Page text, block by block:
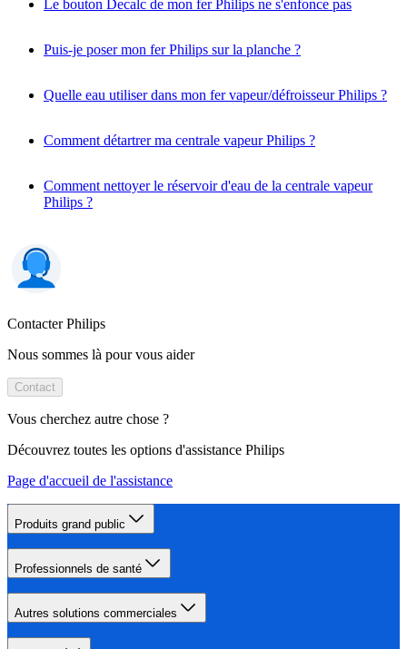
Le bouton Decalc de mon fer Philips ne s'enfonce pas
Puis-je poser mon fer Philips sur la planche ?
Quelle eau utiliser dans mon fer vapeur/défroisseur Philips ?
Comment détartrer ma centrale vapeur Philips ?
Comment nettoyer le réservoir d'eau de la centrale vapeur
Philips ?
Contacter Philips
Nous sommes là pour vous aider
Contact
Vous cherchez autre chose ?
Découvrez toutes les options d'assistance Philips
Page d'accueil de l'assistance
Produits grand public
Professionnels de santé
Autres solutions commerciales